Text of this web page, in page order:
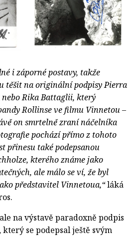
i záporné postavy, takže
těšit na originální podpisy Pierra
nebo Rika Battaglii, který
Rollinse ve filmu Vinnetou –
on smrtelně zraní náčelníka
pochází přímo z tohoto
přinesu také podepsanou
kterého známe jako
ale málo se ví, že byl
představitel Vinnetoua,“láká
na výstavě paradoxně podpis
se podepsal ještě svým